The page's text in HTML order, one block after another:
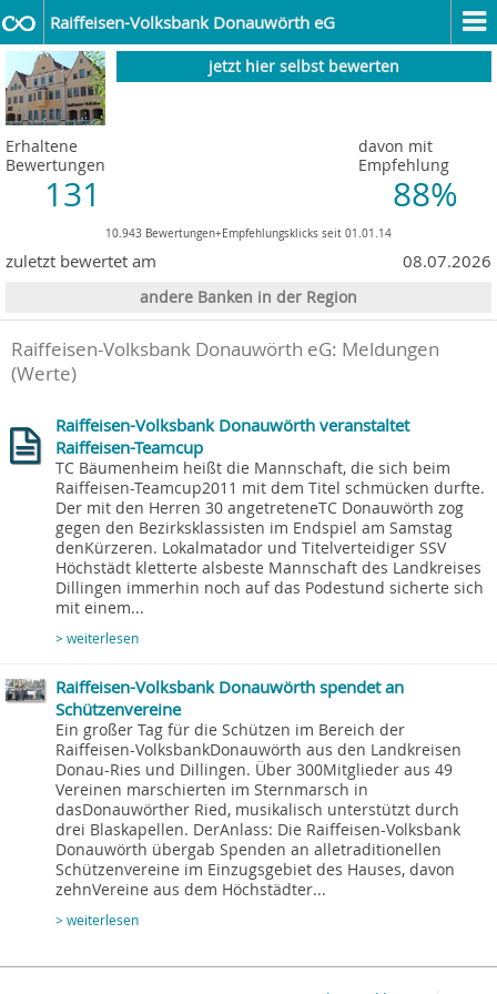
Raiffeisen-Volksbank Donauwörth eG
jetzt hier selbst bewerten
Erhaltene
Bewertungen
131
davon mit
Empfehlung
88%
10.943 Bewertungen+Empfehlungsklicks seit 01.01.14
zuletzt bewertet am 08.07.2026
andere Banken in der Region
Raiffeisen-Volksbank Donauwörth eG: Meldungen
(Werte)
Raiffeisen-Volksbank Donauwörth veranstaltet
Raiffeisen-Teamcup
TC Bäumenheim heißt die Mannschaft, die sich beim
Raiffeisen-Teamcup2011 mit dem Titel schmücken durfte.
Der mit den Herren 30 angetreteneTC Donauwörth zog
gegen den Bezirksklassisten im Endspiel am Samstag
denKürzeren. Lokalmatador und Titelverteidiger SSV
Höchstädt kletterte alsbeste Mannschaft des Landkreises
Dillingen immerhin noch auf das Podestund sicherte sich
mit einem...
> weiterlesen
Raiffeisen-Volksbank Donauwörth spendet an
Schützenvereine
Ein großer Tag für die Schützen im Bereich der
Raiffeisen-VolksbankDonauwörth aus den Landkreisen
Donau-Ries und Dillingen. Über 300Mitglieder aus 49
Vereinen marschierten im Sternmarsch in
dasDonauwörther Ried, musikalisch unterstützt durch
drei Blaskapellen. DerAnlass: Die Raiffeisen-Volksbank
Donauwörth übergab Spenden an alletraditionellen
Schützenvereine im Einzugsgebiet des Hauses, davon
zehnVereine aus dem Höchstädter...
> weiterlesen